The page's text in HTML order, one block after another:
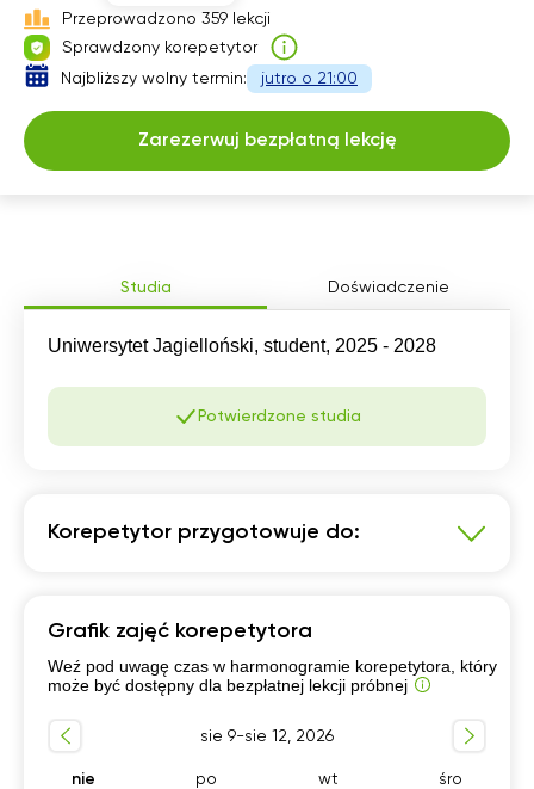
Studia Doświadczenie
Uniwersytet Jagielloński, student, 2025 - 2028
Potwierdzone studia
Korepetytor przygotowuje do:
Szkoła podstawowa 4-6 klasa
Przygotowanie do matury podstawowej
Szkoła podstawowa 1-3 klasa
Szkoła podstawowa 7-8 klasa
Grafik zajęć korepetytora
Weź pod uwagę czas w harmonogramie korepetytora, który
może być dostępny dla bezpłatnej lekcji próbnej
sie 9-sie 12, 2026
nie
po
wt
śro
Przeprowadzono 359 lekcji
Sprawdzony korepetytor
Najbliższy wolny termin:
jutro o 21:00
Zarezerwuj bezpłatną lekcję